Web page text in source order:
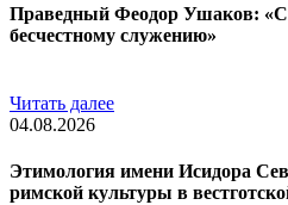
Праведный Феодор Ушаков:
бесчестному служению»
Читать далее
04.08.2026
Этимология имени Исидора
римской культуры в